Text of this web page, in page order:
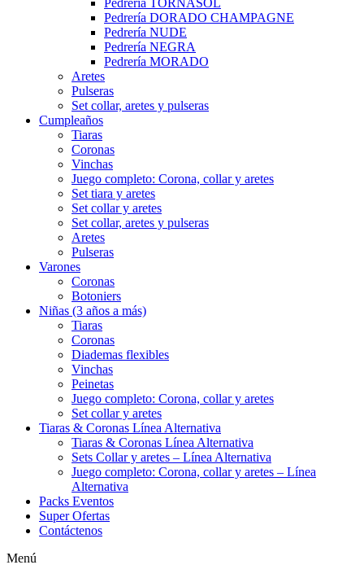
Pedrería TORNASOL
Pedrería DORADO CHAMPAGNE
Pedrería NUDE
Pedrería NEGRA
Pedrería MORADO
Aretes
Pulseras
Set collar, aretes y pulseras
Cumpleaños
Tiaras
Coronas
Vinchas
Juego completo: Corona, collar y aretes
Set tiara y aretes
Set collar y aretes
Set collar, aretes y pulseras
Aretes
Pulseras
Varones
Coronas
Botoniers
Niñas (3 años a más)
Tiaras
Coronas
Diademas flexibles
Vinchas
Peinetas
Juego completo: Corona, collar y aretes
Set collar y aretes
Tiaras & Coronas Línea Alternativa
Tiaras & Coronas Línea Alternativa
Sets Collar y aretes – Línea Alternativa
Juego completo: Corona, collar y aretes – Línea
Alternativa
Packs Eventos
Super Ofertas
Contáctenos
Menú